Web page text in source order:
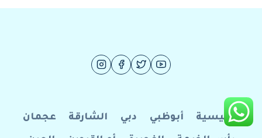
الرئيسية أبوظبي دبي الشارقة عجمان